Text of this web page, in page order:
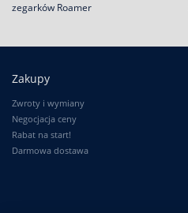
zegarków Roamer
Zakupy
Zwroty i wymiany
Negocjacja ceny
Rabat na start!
Darmowa dostawa